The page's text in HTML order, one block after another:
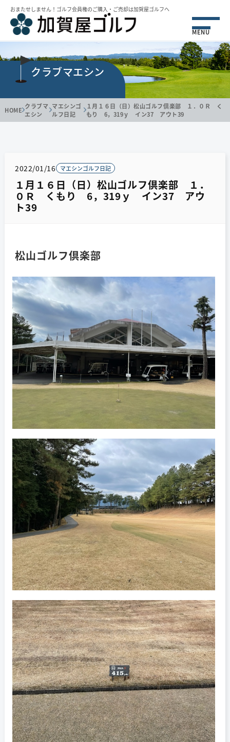
おまたせしません！ゴルフ会員権のご購⼊・ご売却は加賀屋ゴルフへ
MENU
クラブマエシン
HOME クラブマ
エシン
マエシンゴ
ルフ日記
１月１６日（日）松山ゴルフ倶楽部 １．０Ｒ く
もり 6，319ｙ イン37 アウト39
2022/01/16 マエシンゴルフ日記
１月１６日（日）松山ゴルフ倶楽部 １．
０Ｒ くもり 6，319ｙ イン37 アウ
ト39
松山ゴルフ倶楽部